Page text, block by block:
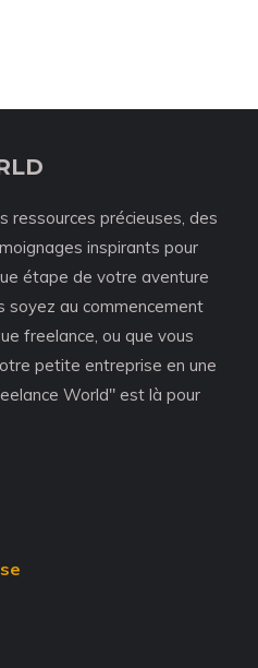
ressources précieuses, des
inspirants pour
étape de votre aventure
soyez au commencement
freelance, ou que vous
petite entreprise en une
World" est là pour